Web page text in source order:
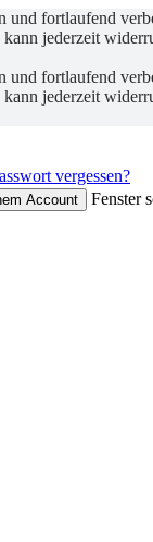
und fortlaufend
kann jederzeit
und fortlaufend
kann jederzeit
vergessen?
Account
Fenster